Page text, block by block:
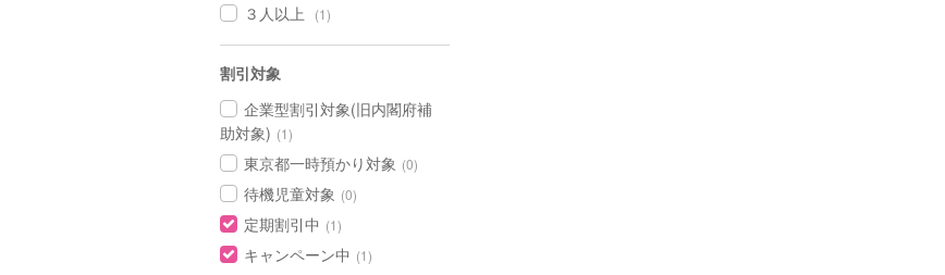
３人以上 (1)
割引対象
企業型割引対象(旧内閣府補
助対象) (1)
東京都一時預かり対象 (0)
待機児童対象 (0)
定期割引中 (1)
キャンペーン中 (1)